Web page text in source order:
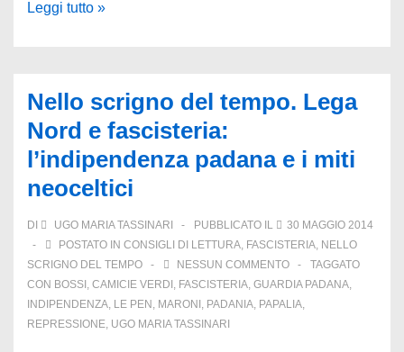
7
Roberto
Sandalo,
terrorista
e
trino
Leggi tutto »
Nello scrigno del tempo. Lega
Nord e fascisteria:
l’indipendenza padana e i miti
neoceltici
DI UGO MARIA TASSINARI PUBBLICATO IL
30 MAGGIO 2014
POSTATO IN CONSIGLI DI LETTURA, FASCISTERIA, NELLO
SCRIGNO DEL TEMPO
NESSUN COMMENTO
TAGGATO
CON BOSSI , CAMICIE VERDI , FASCISTERIA, GUARDIA PADANA,
INDIPENDENZA, LE PEN , MARONI , PADANIA, PAPALIA,
REPRESSIONE, UGO MARIA TASSINARI